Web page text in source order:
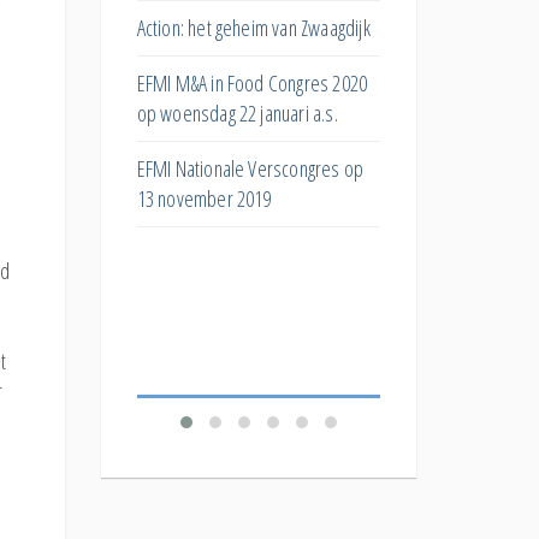
de invloed van
'Productivity
Action: het geheim van Zwaagdijk
EFMI M&A in Food Congres 2020
op woensdag 22 januari a.s.
EFMI Nationale Verscongres op
13 november 2019